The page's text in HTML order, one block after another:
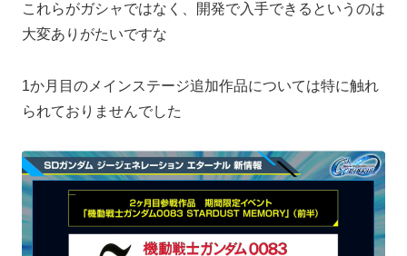
これらがガシャではなく、開発で入手できるというのは
大変ありがたいですな
1か月目のメインステージ追加作品については特に触れ
られておりませんでした